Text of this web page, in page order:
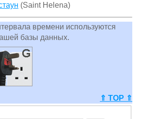
(Saint Helena)
времени используются
базы данных.
⇑ TOP ⇑